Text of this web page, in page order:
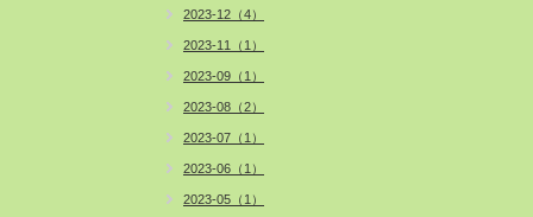
2023-12（4）
2023-11（1）
2023-09（1）
2023-08（2）
2023-07（1）
2023-06（1）
2023-05（1）